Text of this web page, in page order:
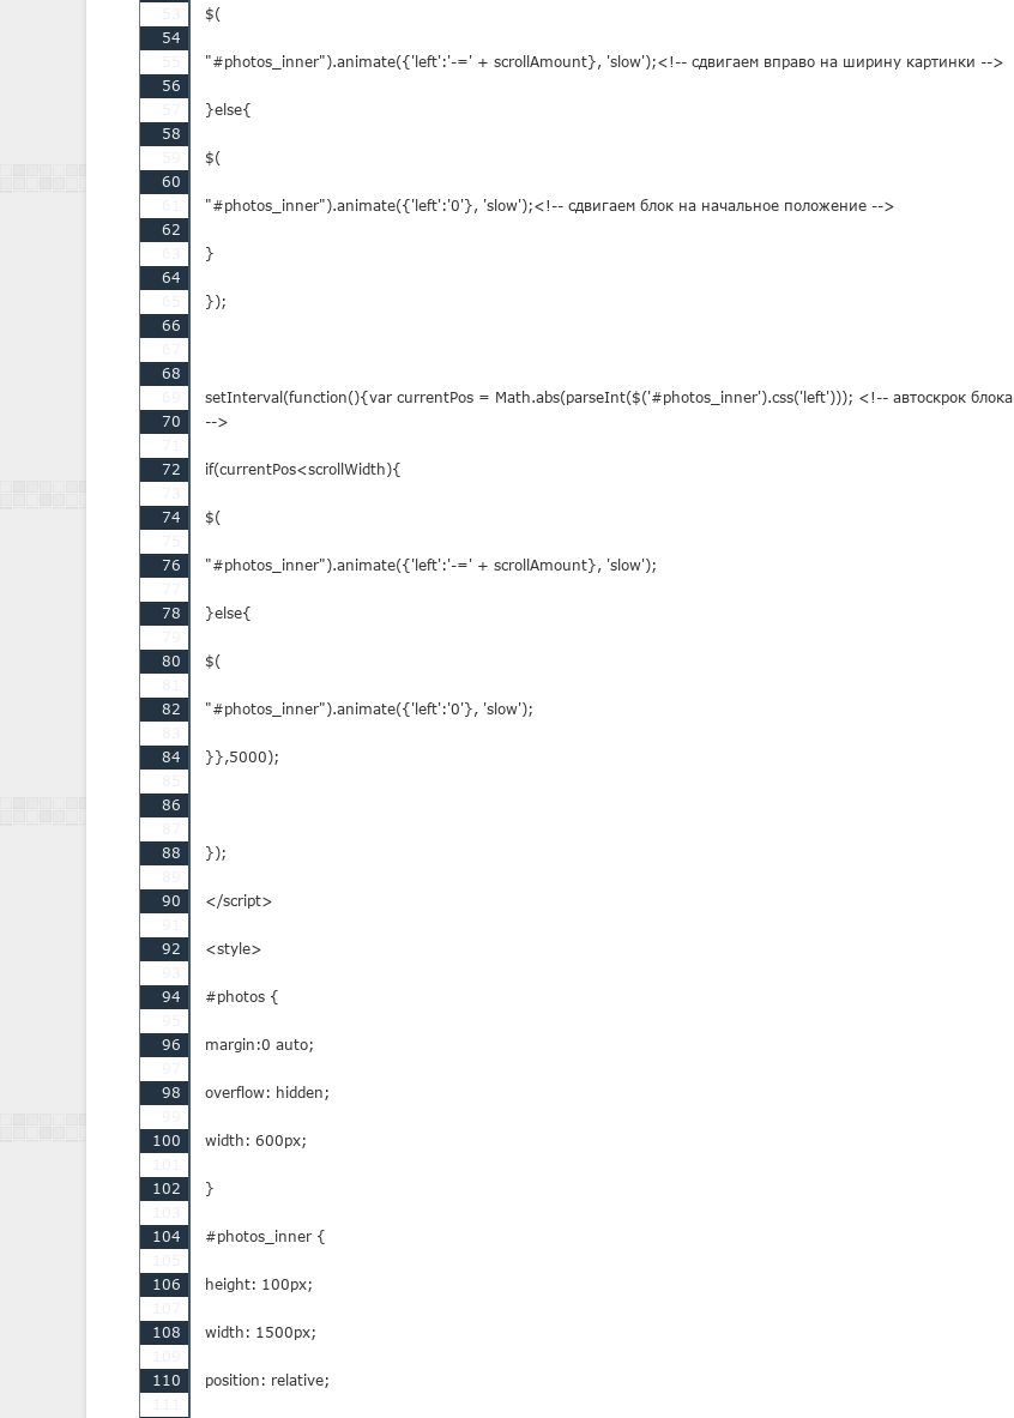
54
56
58
60
62
64
66
68
70
72
74
76
78
80
82
84
86
88
90
92
94
96
98
100
102
104
106
108
110
$(
"#photos_inner").animate({'left':'-=' + scrollAmount}, 'slow');<!-- сдвигаем вправо на ширину картинки -->
}else{
$(
"#photos_inner").animate({'left':'0'}, 'slow');<!-- сдвигаем блок на начальное положение -->
}
});
setInterval(function(){var currentPos = Math.abs(parseInt($('#photos_inner').css('left'))); <!-- автоскрок блока
-->
if(currentPos<scrollWidth){
$(
"#photos_inner").animate({'left':'-=' + scrollAmount}, 'slow');
}else{
$(
"#photos_inner").animate({'left':'0'}, 'slow');
}},5000);
});
</script>
<style>
#photos {
margin:0 auto;
overflow: hidden;
width: 600px;
}
#photos_inner {
height: 100px;
width: 1500px;
position: relative;